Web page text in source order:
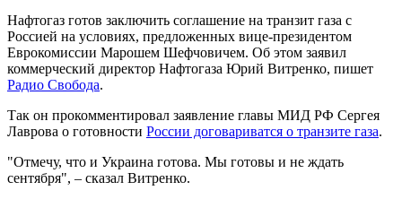
Нафтогаз готов заключить соглашение на транзит газа с
Россией на условиях, предложенных вице-президентом
Еврокомиссии Марошем Шефчовичем. Об этом заявил
коммерческий директор Нафтогаза Юрий Витренко, пишет
Радио Свобода.
Так он прокомментировал заявление главы МИД РФ Сергея
Лаврова о готовности России договариватся о транзите газа.
"Отмечу, что и Украина готова. Мы готовы и не ждать
сентября", – сказал Витренко.